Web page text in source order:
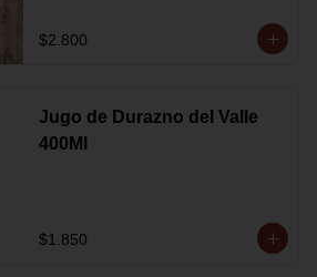
$2.800
Jugo de Durazno del Valle
400Ml
$1.850